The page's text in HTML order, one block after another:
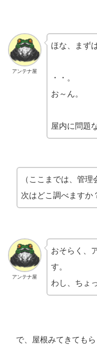
アンテナ屋
ほな、まず
・・。
お～ん。
屋内に問題
（ここまでは、管理
次はどこ調べますか
アンテナ屋
おそらく、
す。
わし、ちょ
で、屋根みてきてもら